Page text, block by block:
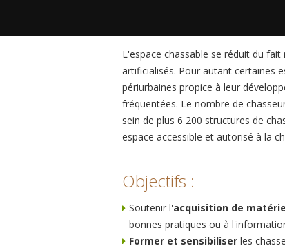
L'espace chassable se réduit du
artificialisés. Pour autant certaines
périurbaines propice à leur
fréquentées. Le nombre de
sein de plus 6 200 structures de
espace accessible et autorisé à la
Objectifs :
Soutenir l'acquisition de
bonnes pratiques ou à
Former et sensibiliser les